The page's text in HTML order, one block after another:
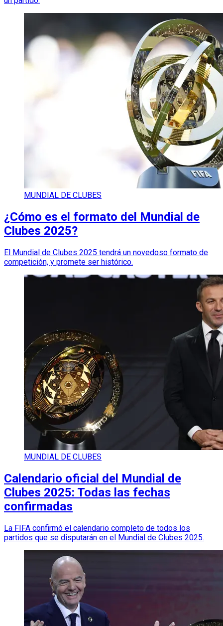
MUNDIAL DE CLUBES
¿Cómo es el formato del Mundial de
Clubes 2025?
El Mundial de Clubes 2025 tendrá un novedoso formato de
competición, y promete ser histórico.
MUNDIAL DE CLUBES
Calendario oficial del Mundial de
Clubes 2025: Todas las fechas
confirmadas
La FIFA confirmó el calendario completo de todos los
partidos que se disputarán en el Mundial de Clubes 2025.